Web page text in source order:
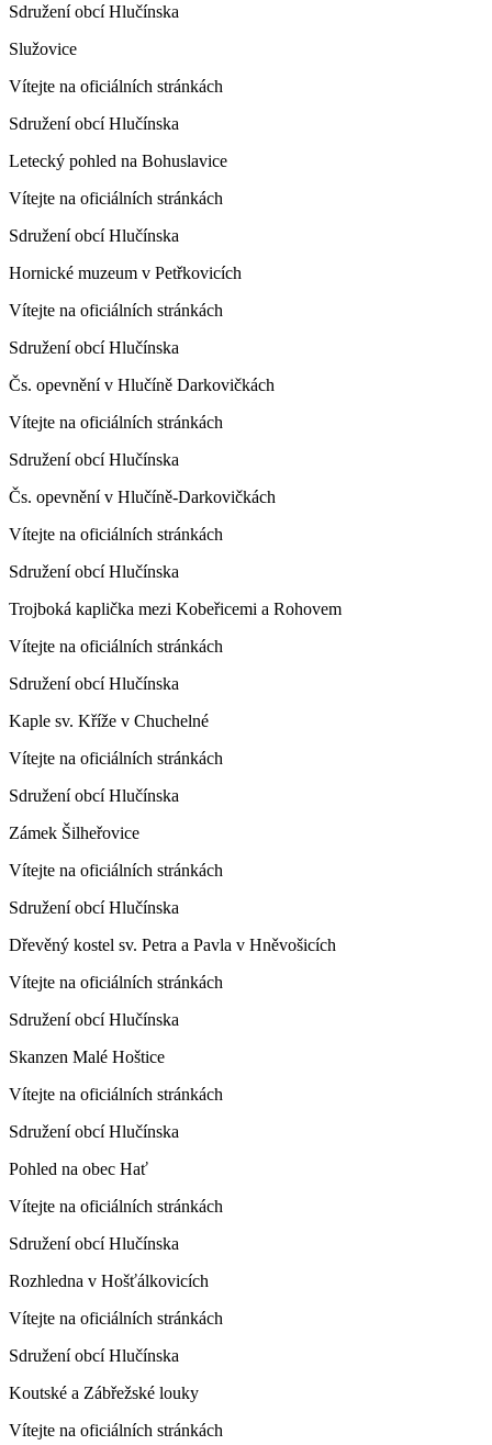
Sdružení obcí Hlučínska
Služovice
Vítejte na oficiálních stránkách
Sdružení obcí Hlučínska
Letecký pohled na Bohuslavice
Vítejte na oficiálních stránkách
Sdružení obcí Hlučínska
Hornické muzeum v Petřkovicích
Vítejte na oficiálních stránkách
Sdružení obcí Hlučínska
Čs. opevnění v Hlučíně Darkovičkách
Vítejte na oficiálních stránkách
Sdružení obcí Hlučínska
Čs. opevnění v Hlučíně-Darkovičkách
Vítejte na oficiálních stránkách
Sdružení obcí Hlučínska
Trojboká kaplička mezi Kobeřicemi a Rohovem
Vítejte na oficiálních stránkách
Sdružení obcí Hlučínska
Kaple sv. Kříže v Chuchelné
Vítejte na oficiálních stránkách
Sdružení obcí Hlučínska
Zámek Šilheřovice
Vítejte na oficiálních stránkách
Sdružení obcí Hlučínska
Dřevěný kostel sv. Petra a Pavla v Hněvošicích
Vítejte na oficiálních stránkách
Sdružení obcí Hlučínska
Skanzen Malé Hoštice
Vítejte na oficiálních stránkách
Sdružení obcí Hlučínska
Pohled na obec Hať
Vítejte na oficiálních stránkách
Sdružení obcí Hlučínska
Rozhledna v Hošťálkovicích
Vítejte na oficiálních stránkách
Sdružení obcí Hlučínska
Koutské a Zábřežské louky
Vítejte na oficiálních stránkách